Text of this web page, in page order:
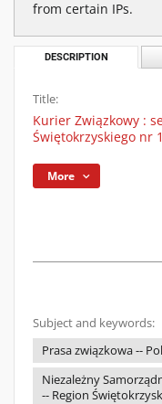
from certain IPs.
DESCRIPTION
Title:
Kurier Związkowy :
Świętokrzyskiego nr
More
Subject and keywords:
Prasa związkowa --
Niezależny
-- Region